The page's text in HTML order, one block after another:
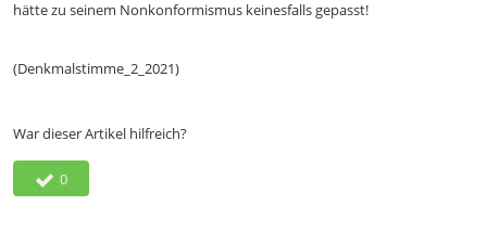
hätte zu seinem Nonkonformismus keinesfalls gepasst!
(Denkmalstimme_2_2021)
War dieser Artikel hilfreich?
0